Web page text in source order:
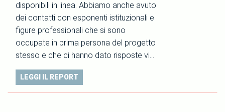
disponibili in linea. Abbiamo anche avuto
dei contatti con esponenti istituzionali e
figure professionali che si sono
occupate in prima persona del progetto
stesso e che ci hanno dato risposte vi…
LEGGI IL REPORT